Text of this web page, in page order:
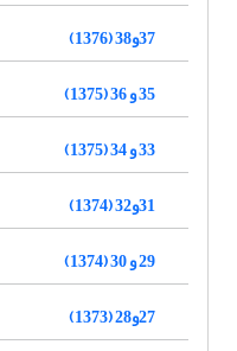
37و38 (1376)
35 و 36 (1375)
33 و 34 (1375)
31و32 (1374)
29 و 30 (1374)
27و28 (1373)